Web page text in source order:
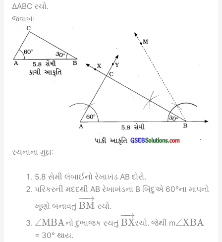
∆ABC રચો.
જવાબઃ
રચનાના મુદ્દાઃ
5.8 સેમી લંબાઈનો રેખાખંડ AB દોરો.
પરિકરની મદદથી AB રેખાખંડના B બિંદુએ 60°ના માપનો
ખૂણો બનાવતુંBM
−→
−
રચો.
∠MBAનો દુભાજક રચતું BX
−→
−
રચો. જેથી m∠XBA
= 30° થાય.